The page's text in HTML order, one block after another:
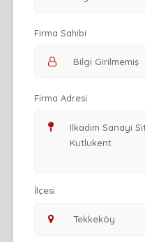
Firma Sahibi
Firma Adresi
İlçesi